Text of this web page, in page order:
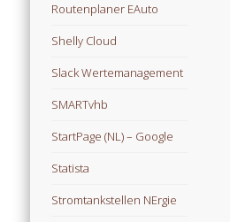
Routenplaner EAuto
Shelly Cloud
Slack Wertemanagement
SMARTvhb
StartPage (NL) – Google
Statista
Stromtankstellen NErgie